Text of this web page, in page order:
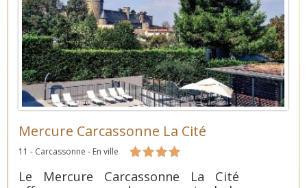
Mercure Carcassonne La Cité
11 - Carcassonne - En ville
Le Mercure Carcassonne La Cité